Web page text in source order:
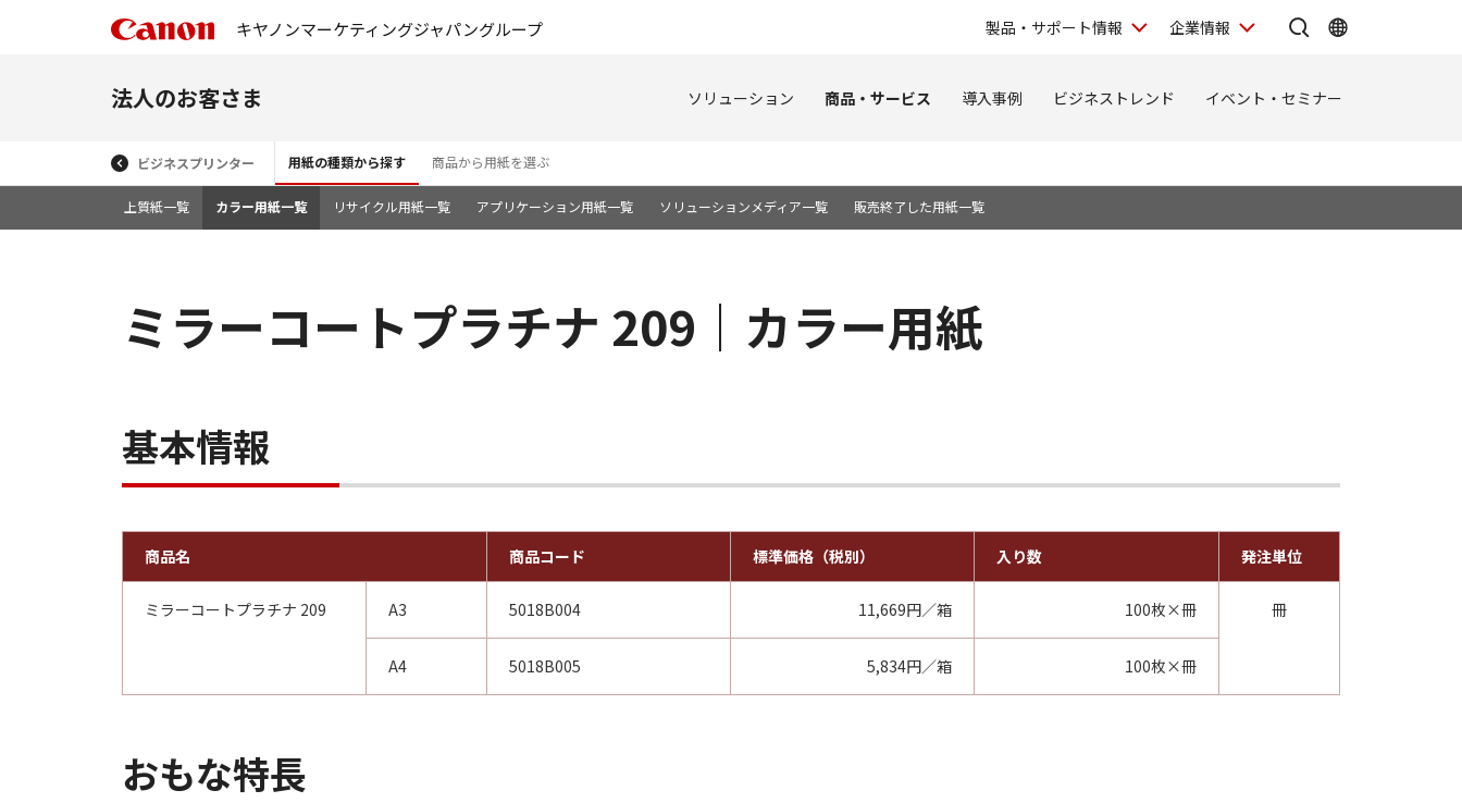
キヤノンマーケティングジャパングループ 製品・サポート情報 企業情報
法人のお客さま ソリューション 商品・サービス 導入事例 ビジネストレンド イベント・セミナー
ビジネスプリンター 用紙の種類から探す 商品から用紙を選ぶ
上質紙一覧 カラー用紙一覧 リサイクル用紙一覧 アプリケーション用紙一覧 ソリューションメディア一覧 販売終了した用紙一覧
ミラーコートプラチナ 209｜カラー用紙
基本情報
商品名 商品コード 標準価格（税別） 入り数 発注単位
ミラーコートプラチナ 209 A3 5018B004 11,669円／箱 100枚×冊 冊
A4 5018B005 5,834円／箱 100枚×冊
おもな特長